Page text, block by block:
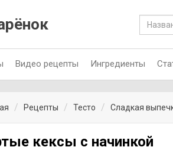
Видео рецепты Ингредиенты
Рецепты Тесто Сладкая
кексы с начинкой